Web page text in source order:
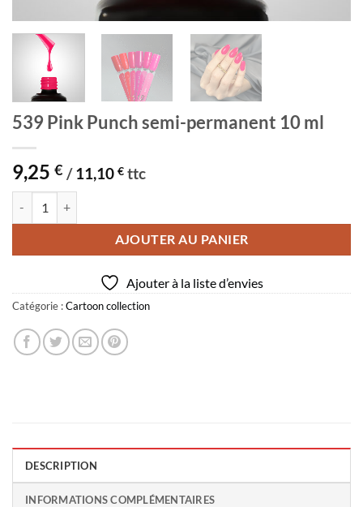
539 Pink Punch semi-permanent 10 ml
9,25 € /11,10 € ttc
AJOUTER AU PANIER
Ajouter à la liste d’envies
Catégorie :Cartoon collection
DESCRIPTION
INFORMATIONS COMPLÉMENTAIRES